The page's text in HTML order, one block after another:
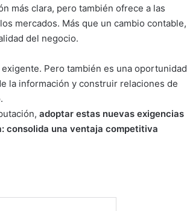
más clara, pero también ofrece a las
mercados. Más que un cambio contable,
del negocio.
Pero también es una oportunidad
la información y construir relaciones de
adoptar estas nuevas exigencias
consolida una ventaja competitiva